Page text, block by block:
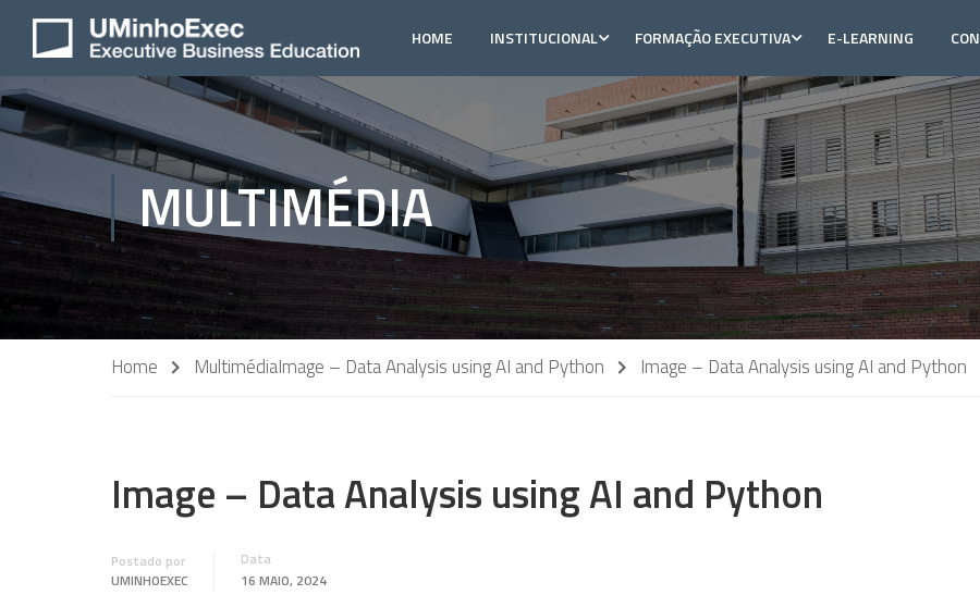
HOME INSTITUCIONAL FORMAÇÃO EXECUTIVA E-LEARNING
MULTIMÉDIA
Home MultimédiaImage – Data Analysis using AI and Python Image – Data Analysis using AI and Python
Image – Data Analysis using AI and Python
Postado por
UMINHOEXEC
Data
16 MAIO, 2024